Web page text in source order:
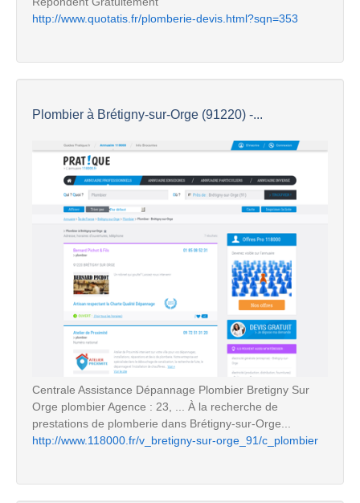
http://www.quotatis.fr/plomberie-devis.html?sqn=353
Plombier à Brétigny-sur-Orge (91220) -...
Centrale Assistance Dépannage Plombier Bretigny Sur
Orge plombier Agence : 23, ... À la recherche de
prestations de plomberie dans Brétigny-sur-Orge...
http://www.118000.fr/v_bretigny-sur-orge_91/c_plombier